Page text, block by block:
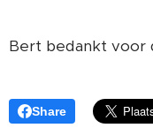
Bert bedankt voor
Share